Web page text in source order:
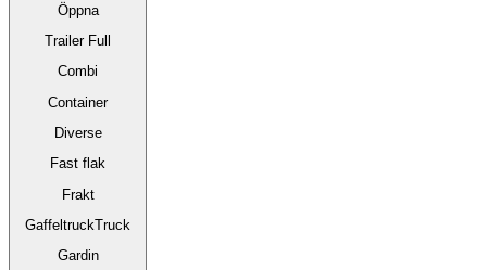
Öppna
Trailer Full
Combi
Container
Diverse
Fast flak
Frakt
GaffeltruckTruck
Gardin